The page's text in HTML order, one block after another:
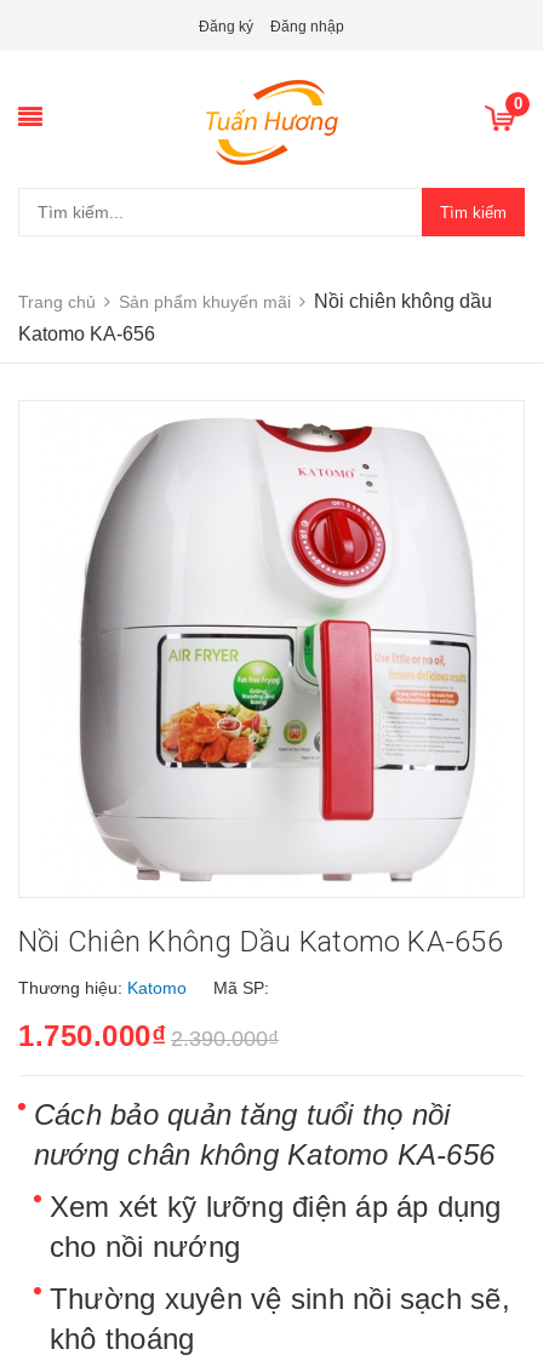
Đăng ký Đăng nhập
0
Tìm kiếm
Trang chủ Sản phẩm khuyến mãi
Nồi chiên không dầu
Katomo KA-656
Nồi Chiên Không Dầu Katomo KA-656
Thương hiệu: Katomo Mã SP:
1.750.000₫ 2.390.000₫
Cách bảo quản tăng tuổi thọ nồi
nướng chân không Katomo KA-656
Xem xét kỹ lưỡng điện áp áp dụng
cho nồi nướng
Thường xuyên vệ sinh nồi sạch sẽ,
khô thoáng